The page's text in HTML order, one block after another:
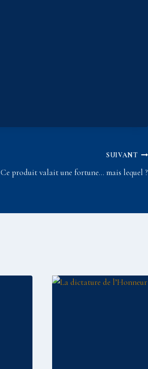
SUIVANT
Ce produit valait une fortune… mais lequel ?